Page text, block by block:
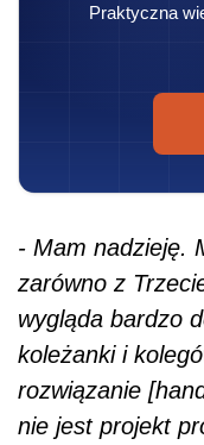
Praktyczna
- Mam nadzieję.
zarówno z
wygląda bardzo
koleżanki i
rozwiązanie
nie jest projekt